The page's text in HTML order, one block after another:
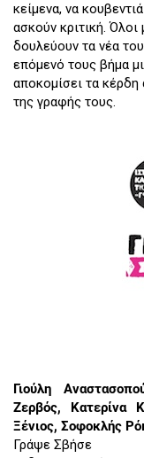
κείμενα, να
ασκούν κριτική.
δουλεύουν τα νέα
επόμενό τους βήμα
αποκομίσει τα κέρδη
της γραφής τους.
Γιούλη
Ζερβός, Κατερίνα
Ξένιος, Σοφοκλής
Γράψε Σβήσε